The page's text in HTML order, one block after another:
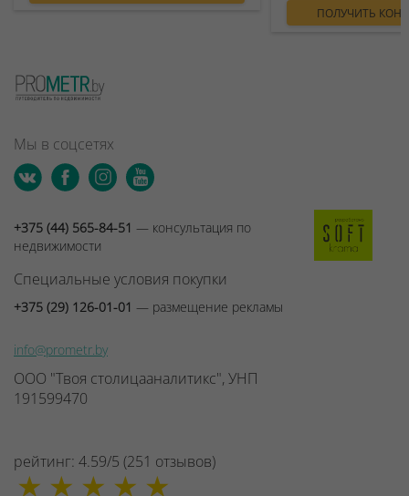
ПОЛУЧИТЬ
Мы в соцсетях
+375 (44) 565-84-51 — консультация по
недвижимости
Специальные условия покупки
+375 (29) 126-01-01 — размещение рекламы
info@prometr.by
ООО "Твоя столицааналитикс", УНП
191599470
рейтинг: 4.59/5 (251 отзывов)